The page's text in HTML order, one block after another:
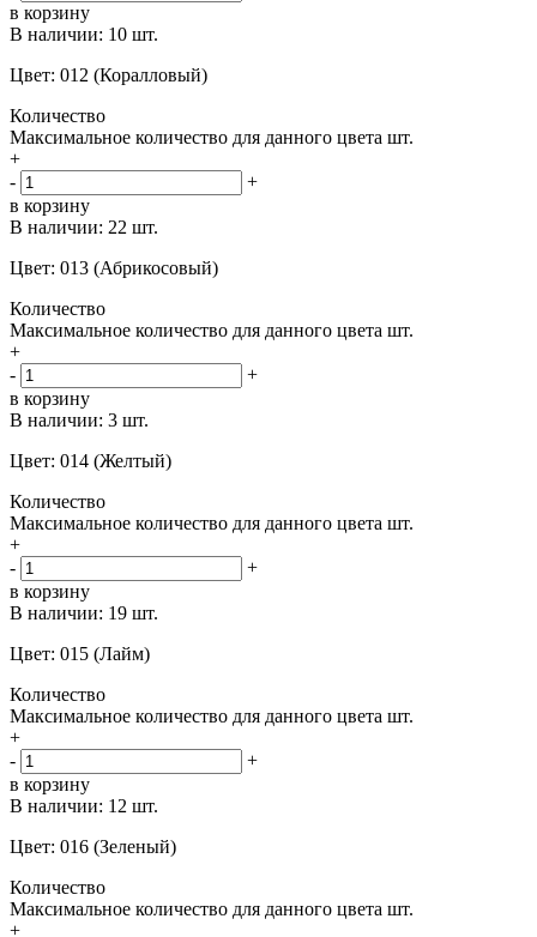
в корзину
В наличии: 10 шт.
Цвет: 012 (Коралловый)
Количество
Максимальное количество для данного цвета шт.
+
-
+
в корзину
В наличии: 22 шт.
Цвет: 013 (Абрикосовый)
Количество
Максимальное количество для данного цвета шт.
+
-
+
в корзину
В наличии: 3 шт.
Цвет: 014 (Желтый)
Количество
Максимальное количество для данного цвета шт.
+
-
+
в корзину
В наличии: 19 шт.
Цвет: 015 (Лайм)
Количество
Максимальное количество для данного цвета шт.
+
-
+
в корзину
В наличии: 12 шт.
Цвет: 016 (Зеленый)
Количество
Максимальное количество для данного цвета шт.
+